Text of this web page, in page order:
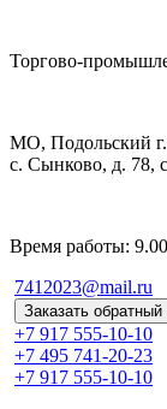
Торгово-
МО, Подольский
с. Сынково, д. 78,
Время работы:
7412023@mail.ru
Заказать обратный
+7 917 555-10-10
+7 495 741-20-23
+7 917 555-10-10